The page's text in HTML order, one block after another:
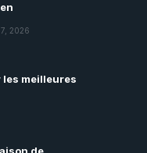
2026
meilleures